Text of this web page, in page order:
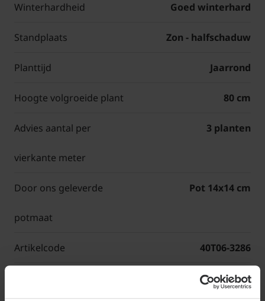
Winterhardheid Goed winterhard
Standplaats Zon - halfschaduw
Planttijd Jaarrond
Hoogte volgroeide plant 80 cm
Advies aantal per
vierkante meter
3 planten
Door ons geleverde
potmaat
Pot 14x14 cm
Artikelcode 40T06-3286